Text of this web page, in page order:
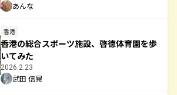
あんな
香港
香港の総合スポーツ施設、啓徳体育園を歩
いてみた
2026.2.23
武田 信晃